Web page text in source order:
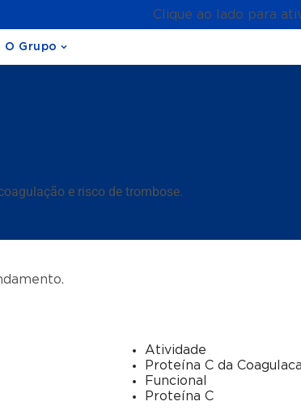
Clique ao lado para
O Grupo
e risco de trombose.
Atividade
Proteína C da
Funcional
Proteína C